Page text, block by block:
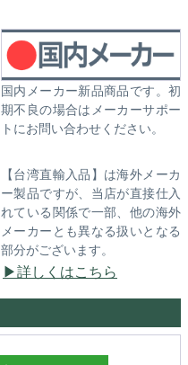
国内メーカー新品商品です。初
期不良の場合はメーカーサポー
トにお問い合わせください。
【台湾直輸入品】は海外メーカ
ー製品ですが、当店が直接仕入
れている関係で一部、他の海外
メーカーとも異なる扱いとなる
部分がございます。
詳しくはこちら